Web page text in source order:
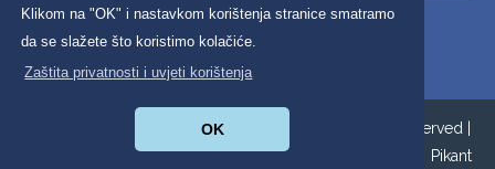
Klikom na "OK" i nastavkom korištenja stranice smatramo
da se slažete što koristimo kolačiće.
Zaštita privatnosti i uvjeti korištenja
OK
Svi dobravski košarkaši
Copyright ©2026. Općina Donja Dubrava All Rights Reserved |
Zaštita privatnosti|Digitalna pristupačnost Pikant